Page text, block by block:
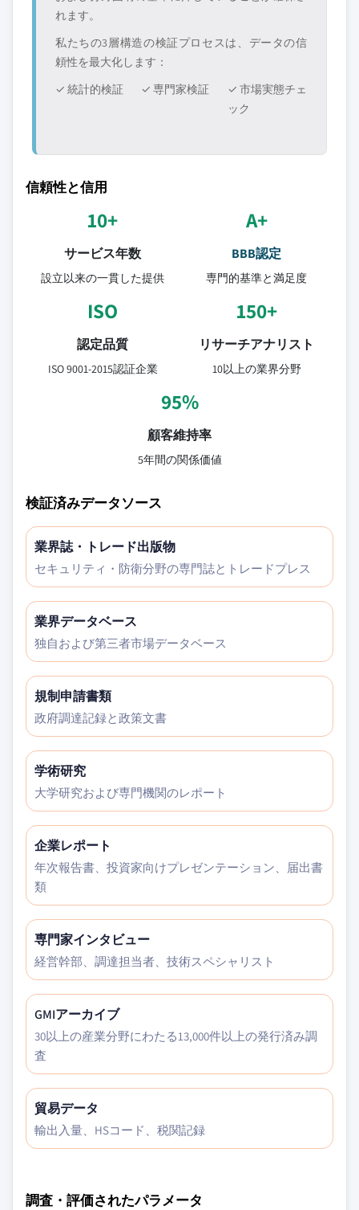
れます。
私たちの3層構造の検証プロセスは、データの信
頼性を最大化します：
✓ 統計的検証
✓ 専門家検証
✓ 市場実態チェ
ック
信頼性と信用
10+
サービス年数
設立以来の一貫した提供
A+
BBB認定
専門的基準と満足度
ISO
認定品質
ISO 9001-2015認証企業
150+
リサーチアナリスト
10以上の業界分野
95%
顧客維持率
5年間の関係価値
検証済みデータソース
業界誌・トレード出版物
セキュリティ・防衛分野の専門誌とトレードプレス
業界データベース
独自および第三者市場データベース
規制申請書類
政府調達記録と政策文書
学術研究
大学研究および専門機関のレポート
企業レポート
年次報告書、投資家向けプレゼンテーション、届出書
類
専門家インタビュー
経営幹部、調達担当者、技術スペシャリスト
GMIアーカイブ
30以上の産業分野にわたる13,000件以上の発行済み調
査
貿易データ
輸出入量、HSコード、税関記録
調査・評価されたパラメータ